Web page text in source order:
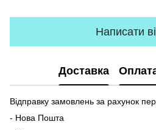
Написати
Доставка
Відправку замовлень за рахунок
- Нова Пошта